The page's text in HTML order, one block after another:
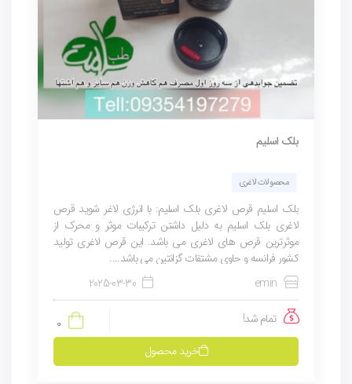
بلک اسلیم
محصولات لاغری
بلک اسلیم قرص لاغری بلک اسلیم: با انرژی لاغر شوید قرص
لاغری بلک اسلیم به دلیل داشتن ترکیبات موثر و محرک از
موثرترین قرص های لاغری می باشد. این قرص لاغری تولید
کشور فرانسه و حاوی مشتقات گزانتین می باشد....
emin
2025-03-30
تمام شد!
0
خرید محصول